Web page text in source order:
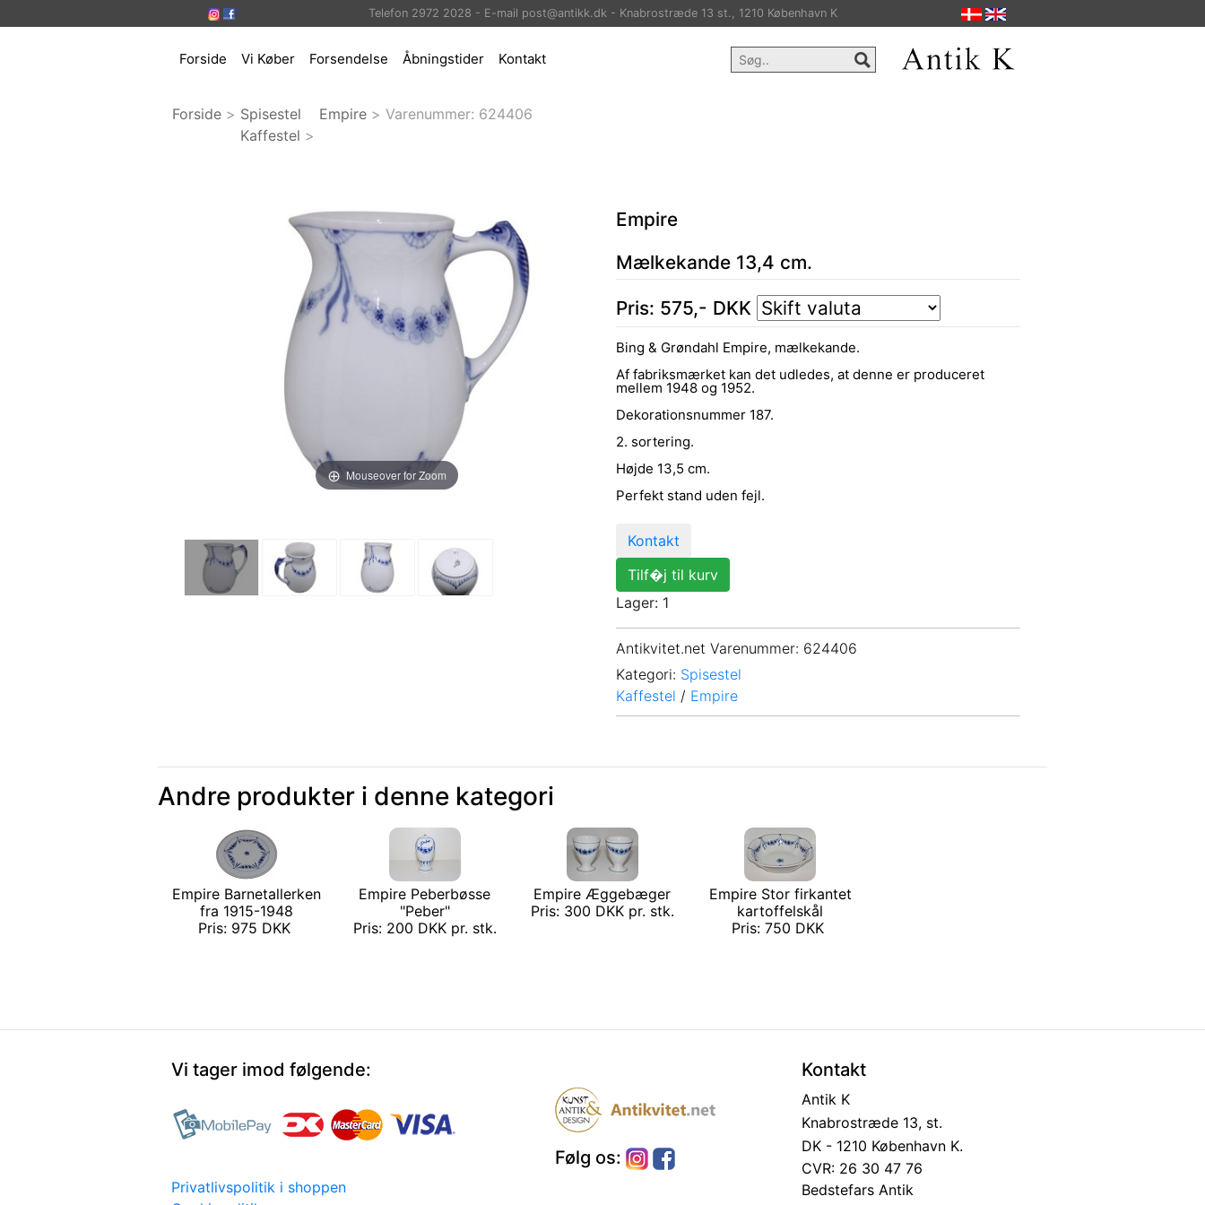
Telefon 2972 2028 - E-mail post@antikk.dk - Knabrostræde 13 st., 1210 København K
Forside Vi Køber Forsendelse Åbningstider Kontakt
Forside > Spisestel
Kaffestel >
Empire > Varenummer: 624406
Mouseover for Zoom
Empire
Mælkekande 13,4 cm.
Pris: 575,- DKK
Bing & Grøndahl Empire, mælkekande.
Af fabriksmærket kan det udledes, at denne er produceret
mellem 1948 og 1952.
Dekorationsnummer 187.
2. sortering.
Højde 13,5 cm.
Perfekt stand uden fejl.
Kontakt
Tilf�j til kurv
Lager: 1
Antikvitet.net Varenummer: 624406
Kategori: Spisestel
Kaffestel / Empire
Andre produkter i denne kategori
Empire Barnetallerken
fra 1915-1948
Pris: 975 DKK
Empire Peberbøsse
"Peber"
Pris: 200 DKK pr. stk.
Empire Æggebæger
Pris: 300 DKK pr. stk.
Empire Stor firkantet
kartoffelskål
Pris: 750 DKK
Vi tager imod følgende:
Privatlivspolitik i shoppen
Følg os:
Kontakt
Antik K
Knabrostræde 13, st.
DK - 1210 København K.
CVR: 26 30 47 76
Bedstefars Antik